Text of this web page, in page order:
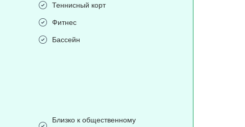
Теннисный корт
Фитнес
Бассейн
Близко к общественному